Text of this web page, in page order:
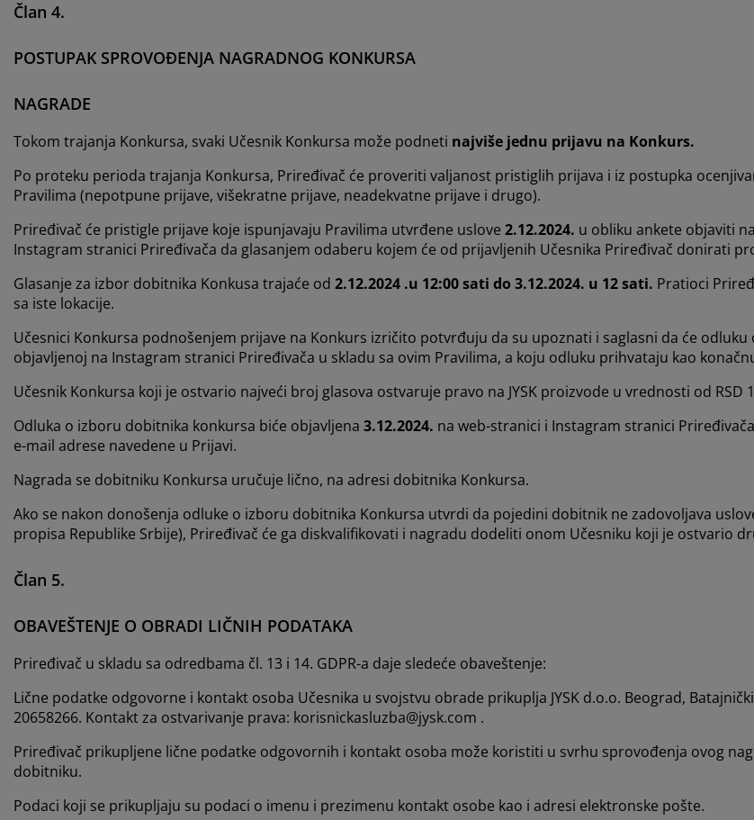
Član 4.
POSTUPAK SPROVOĐENJA NAGRADNOG KONKURSA
NAGRADE
Tokom trajanja Konkursa, svaki Učesnik Konkursa može podneti najviše jednu prijavu na Konkurs.
Po proteku perioda trajanja Konkursa, Priređivač će proveriti valjanost pristiglih prijava i iz postupka
Pravilima (nepotpune prijave, višekratne prijave, neadekvatne prijave i drugo).
Priređivač će pristigle prijave koje ispunjavaju Pravilima utvrđene uslove 2.12.2024. u obliku ankete objaviti
Instagram stranici Priređivača da glasanjem odaberu kojem će od prijavljenih Učesnika Priređivač donirati
Glasanje za izbor dobitnika Konkusa trajaće od 2.12.2024 .u 12:00 sati do 3.12.2024. u 12 sati. Pratioci
sa iste lokacije.
Učesnici Konkursa podnošenjem prijave na Konkurs izričito potvrđuju da su upoznati i saglasni da će
objavljenoj na Instagram stranici Priređivača u skladu sa ovim Pravilima, a koju odluku prihvataju kao
Učesnik Konkursa koji je ostvario najveći broj glasova ostvaruje pravo na JYSK proizvode u vrednosti od RSD
Odluka o izboru dobitnika konkursa biće objavljena 3.12.2024. na web-stranici i Instagram stranici
e-mail adrese navedene u Prijavi.
Nagrada se dobitniku Konkursa uručuje lično, na adresi dobitnika Konkursa.
Ako se nakon donošenja odluke o izboru dobitnika Konkursa utvrdi da pojedini dobitnik ne zadovoljava
propisa Republike Srbije), Priređivač će ga diskvalifikovati i nagradu dodeliti onom Učesniku koji je ostvario
Član 5.
OBAVEŠTENJE O OBRADI LIČNIH PODATAKA
Priređivač u skladu sa odredbama čl. 13 i 14. GDPR-a daje sledeće obaveštenje:
Lične podatke odgovorne i kontakt osoba Učesnika u svojstvu obrade prikuplja JYSK d.o.o. Beograd,
20658266. Kontakt za ostvarivanje prava: korisnickasluzba@jysk.com .
Priređivač prikupljene lične podatke odgovornih i kontakt osoba može koristiti u svrhu sprovođenja ovog
dobitniku.
Podaci koji se prikupljaju su podaci o imenu i prezimenu kontakt osobe kao i adresi elektronske pošte.